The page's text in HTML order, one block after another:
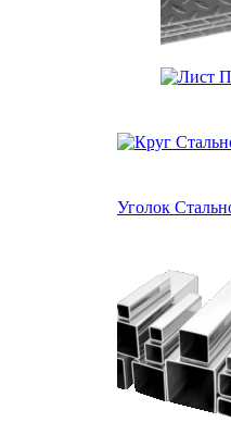
Уголок